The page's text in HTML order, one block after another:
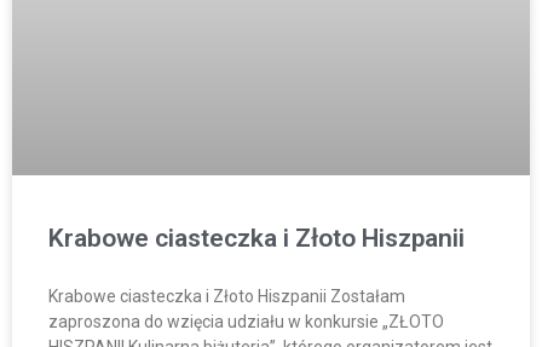
Krabowe ciasteczka i Złoto Hiszpanii
Krabowe ciasteczka i Złoto Hiszpanii Zostałam
zaproszona do wzięcia udziału w konkursie „ZŁOTO